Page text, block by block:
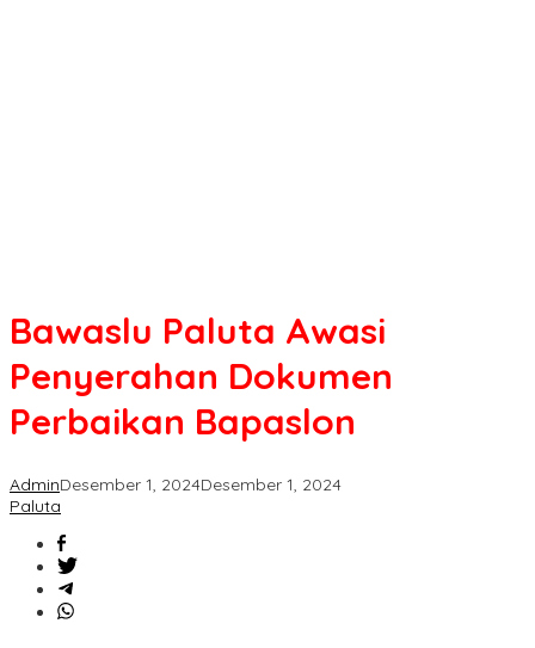
​Bawaslu Paluta Awasi
Penyerahan Dokumen
Perbaikan Bapaslon
AdminDesember 1, 2024Desember 1, 2024
Paluta